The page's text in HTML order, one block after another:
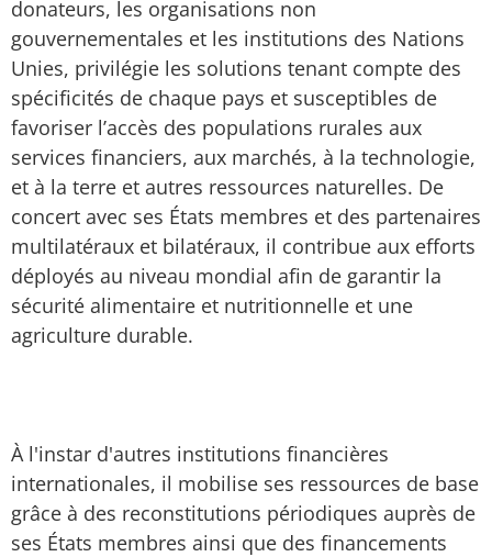
donateurs, les organisations non
gouvernementales et les institutions des Nations
Unies, privilégie les solutions tenant compte des
spécificités de chaque pays et susceptibles de
favoriser l’accès des populations rurales aux
services financiers, aux marchés, à la technologie,
et à la terre et autres ressources naturelles. De
concert avec ses États membres et des partenaires
multilatéraux et bilatéraux, il contribue aux efforts
déployés au niveau mondial afin de garantir la
sécurité alimentaire et nutritionnelle et une
agriculture durable.
À l'instar d'autres institutions financières
internationales, il mobilise ses ressources de base
grâce à des reconstitutions périodiques auprès de
ses États membres ainsi que des financements